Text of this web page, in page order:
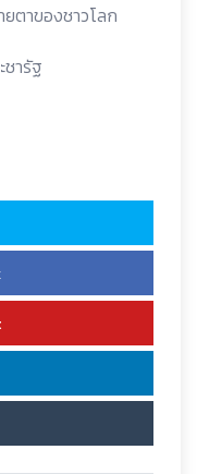
ยตาของชาวโลก
ารัฐ